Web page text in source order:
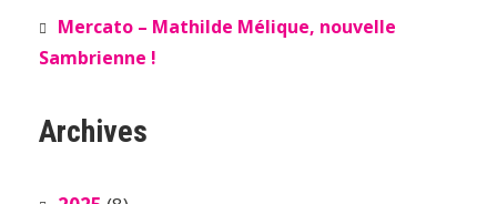
Mercato – Mathilde Mélique, nouvelle
Sambrienne !
Archives